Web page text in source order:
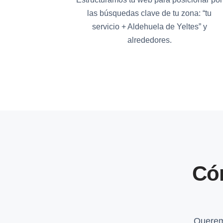
las búsquedas clave de tu zona: “tu
servicio + Aldehuela de Yeltes” y
alrededores.